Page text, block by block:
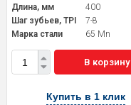
Длина, мм
400
Шаг зубьев, TPI
7-8
Марка стали
65 Mn
В корзину
Купить в 1 клик